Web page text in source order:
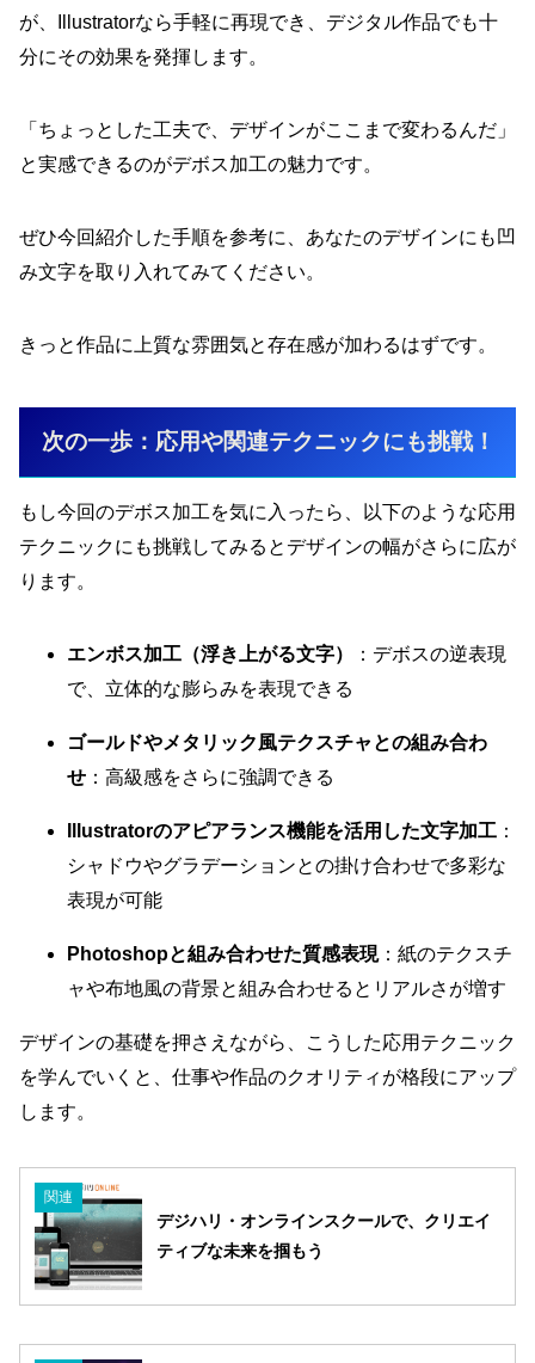
が、Illustratorなら手軽に再現でき、デジタル作品でも十
分にその効果を発揮します。
「ちょっとした工夫で、デザインがここまで変わるんだ」
と実感できるのがデボス加工の魅力です。
ぜひ今回紹介した手順を参考に、あなたのデザインにも凹
み文字を取り入れてみてください。
きっと作品に上質な雰囲気と存在感が加わるはずです。
次の一歩：応用や関連テクニックにも挑戦！
もし今回のデボス加工を気に入ったら、以下のような応用
テクニックにも挑戦してみるとデザインの幅がさらに広が
ります。
エンボス加工（浮き上がる文字）
：デボスの逆表現
で、立体的な膨らみを表現できる
ゴールドやメタリック風テクスチャとの組み合わ
せ ：高級感をさらに強調できる
Illustratorのアピアランス機能を活用した文字加工 ：
シャドウやグラデーションとの掛け合わせで多彩な
表現が可能
Photoshopと組み合わせた質感表現：紙のテクスチ
ャや布地風の背景と組み合わせるとリアルさが増す
デザインの基礎を押さえながら、こうした応用テクニック
を学んでいくと、仕事や作品のクオリティが格段にアップ
します。
関連
デジハリ・オンラインスクールで、クリエイ
ティブな未来を掴もう